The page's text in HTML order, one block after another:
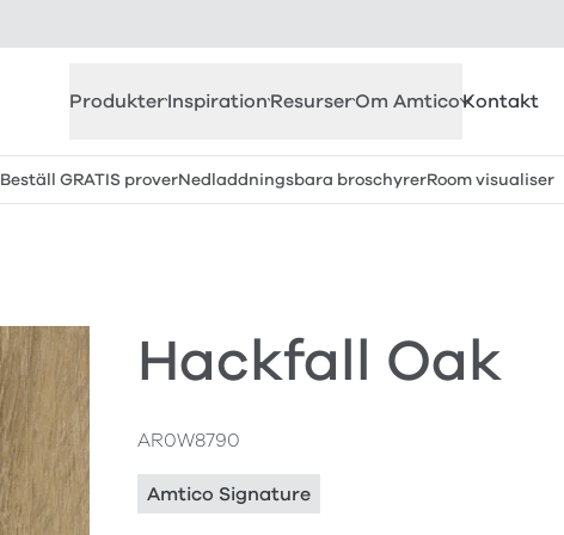
ProdukterInspirationResurserOm AmticoKontakt
Beställ GRATIS proverNedladdningsbara broschyrerRoom visualiser
Hackfall Oak
AR0W8790
Amtico Signature